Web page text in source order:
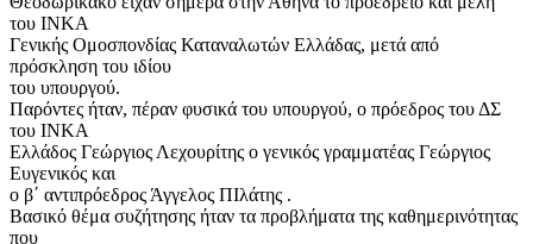
του ΙΝΚΑ
Γενικής Ομοσπονδίας Καταναλωτών Ελλάδας, μετά από
πρόσκληση του ιδίου
του υπουργού.
Παρόντες ήταν, πέραν φυσικά του υπουργού, ο πρόεδρος του ΔΣ
του ΙΝΚΑ
Ελλάδος Γεώργιος Λεχουρίτης ο γενικός γραμματέας Γεώργιος
Ευγενικός και
ο β΄ αντιπρόεδρος Άγγελος ΠΙλάτης .
Βασικό θέμα συζήτησης ήταν τα προβλήματα της καθημερινότητας
που